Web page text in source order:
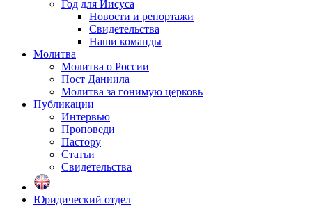
Год для Иисуса
Новости и репортажи
Свидетельства
Наши команды
Молитва
Молитва о России
Пост Даниила
Молитва за гонимую церковь
Публикации
Интервью
Проповеди
Пастору
Статьи
Свидетельства
Юридический отдел